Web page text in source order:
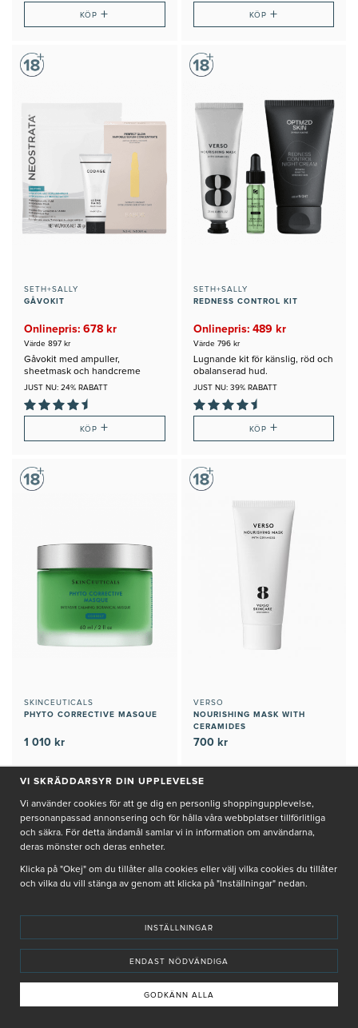
KÖP+ KÖP +
SETH+SALLY
GÅVOKIT
Onlinepris: 678 kr
Värde 897 kr
Gåvokit med ampuller,
sheetmask och handcreme
JUST NU: 24% RABATT
KÖP+
SETH+SALLY
REDNESS CONTROL KIT
Onlinepris: 489 kr
Värde 796 kr
Lugnande kit för känslig, röd och
obalanserad hud.
JUST NU: 39% RABATT
KÖP +
SKINCEUTICALS
PHYTO CORRECTIVE MASQUE
1 010 kr
dämpar rodnad
JUST NU: GÅVA PÅ KÖPET
KÖP +
VERSO
NOURISHING MASK WITH
CERAMIDES
700 kr
hudens naturliga skydd.
JUST NU: GÅVA PÅ KÖPET
VI SKRÄDDARSYR DIN UPPLEVELSE
Vi använder cookies för att ge dig en personlig shoppingupplevelse,
personanpassad annonsering och för hålla våra webbplatser tillförlitliga
och säkra. För detta ändamål samlar vi in information om användarna,
deras mönster och deras enheter.
Klicka på "Okej" om du tillåter alla cookies eller välj vilka cookies du tillåter
och vilka du vill stänga av genom att klicka på "Inställningar" nedan.
INSTÄLLNINGAR
ENDAST NÖDVÄNDIGA
GODKÄNN ALLA